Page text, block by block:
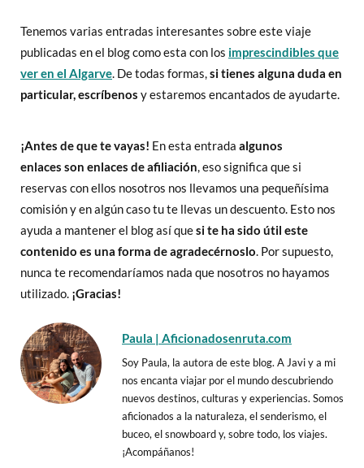
Tenemos varias entradas interesantes sobre este viaje
publicadas en el blog como esta con los imprescindibles que
ver en el Algarve. De todas formas,si tienes alguna duda en
particular, escríbenos y estaremos encantados de ayudarte.
¡Antes de que te vayas! En esta entrada algunos
enlaces son enlaces de afiliación, eso significa que si
reservas con ellos nosotros nos llevamos una pequeñísima
comisión y en algún caso tu te llevas un descuento. Esto nos
ayuda a mantener el blog así quesi te ha sido útil este
contenido es una forma de agradecérnoslo. Por supuesto,
nunca te recomendaríamos nada que nosotros no hayamos
utilizado. ¡Gracias!
Paula | Aficionadosenruta.com
Soy Paula, la autora de este blog. A Javi y a mi
nos encanta viajar por el mundo descubriendo
nuevos destinos, culturas y experiencias. Somos
aficionados a la naturaleza, el senderismo, el
buceo, el snowboard y, sobre todo, los viajes.
¡Acompáñanos!